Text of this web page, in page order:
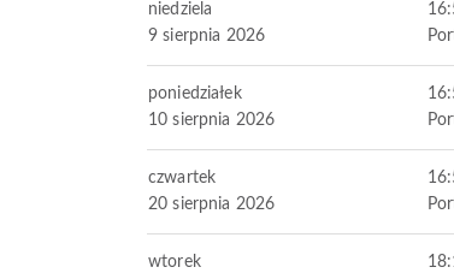
niedziela
9 sierpnia 2026
poniedziałek
10 sierpnia 2026
czwartek
20 sierpnia 2026
wtorek